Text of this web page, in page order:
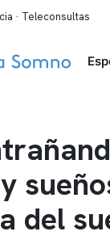
· Teleconsultas
del